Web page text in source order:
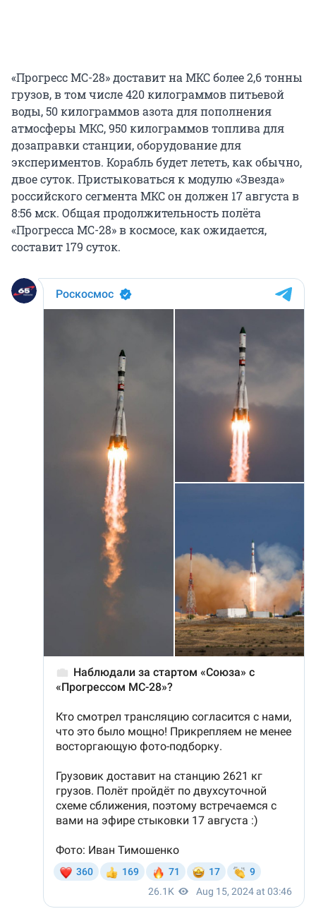
«Прогресс МС-28» доставит на МКС более 2,6 тонны
грузов, в том числе 420 килограммов питьевой
воды, 50 килограммов азота для пополнения
атмосферы МКС, 950 килограммов топлива для
дозаправки станции, оборудование для
экспериментов. Корабль будет лететь, как обычно,
двое суток. Пристыковаться к модулю «Звезда»
российского сегмента МКС он должен 17 августа в
8:56 мск. Общая продолжительность полёта
«Прогресса МС-28» в космосе, как ожидается,
составит 179 суток.